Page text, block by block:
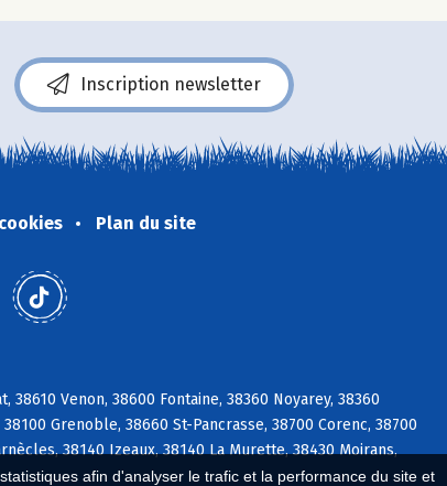
afin d'analyser le trafic et la performance du site et
Inscription newsletter
Plan du site
38610 Venon, 38600 Fontaine, 38360 Noyarey, 38360
Grenoble, 38660 St-Pancrasse, 38700 Corenc, 38700
38140 Izeaux, 38140 La Murette, 38430 Moirans,